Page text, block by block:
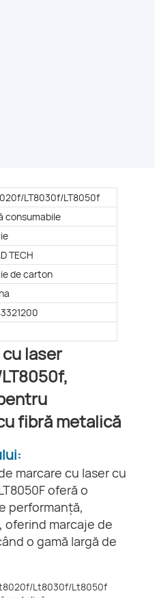
LT8030f/LT8050f
consumabile
TECH
de carton
laser
fibră metalică
marcare cu laser cu
oferă o
performanță,
marcaje de
o gamă largă de